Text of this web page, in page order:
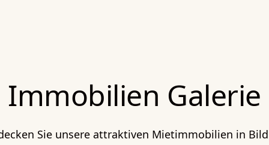
Immobilien Galerie
Sie unsere attraktiven Mietimmobilien in